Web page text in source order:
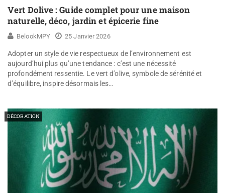
Vert Dolive : Guide complet pour une maison
naturelle, déco, jardin et épicerie fine
BelookMPY 25 Janvier 2026
Adopter un style de vie respectueux de l’environnement est
aujourd’hui plus qu’une tendance : c’est une nécessité
profondément ressentie. Le vert d’olive, symbole de sérénité et
d’équilibre, inspire désormais les…
DÉCORATION